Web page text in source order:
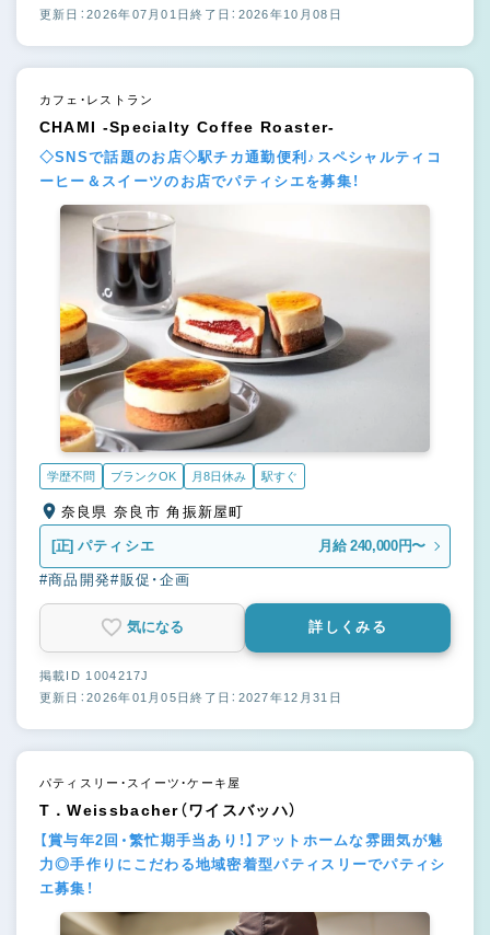
更新日：2026年07月01日終了日：2026年10月08日
カフェ・レストラン
CHAMI -Specialty Coffee Roaster-
◇SNSで話題のお店◇駅チカ通勤便利♪スペシャルティコ
ーヒー＆スイーツのお店でパティシエを募集！
学歴不問 ブランクOK 月8日休み 駅すぐ
奈良県 奈良市 角振新屋町
[正] パティシエ 月給 240,000円〜
#商品開発#販促・企画
気になる 詳しくみる
掲載ID 1004217J
更新日：2026年01月05日終了日：2027年12月31日
パティスリー・スイーツ・ケーキ屋
T．Weissbacher（ワイスバッハ）
【賞与年2回・繁忙期手当あり！】アットホームな雰囲気が魅
力◎手作りにこだわる地域密着型パティスリーでパティシ
エ募集！